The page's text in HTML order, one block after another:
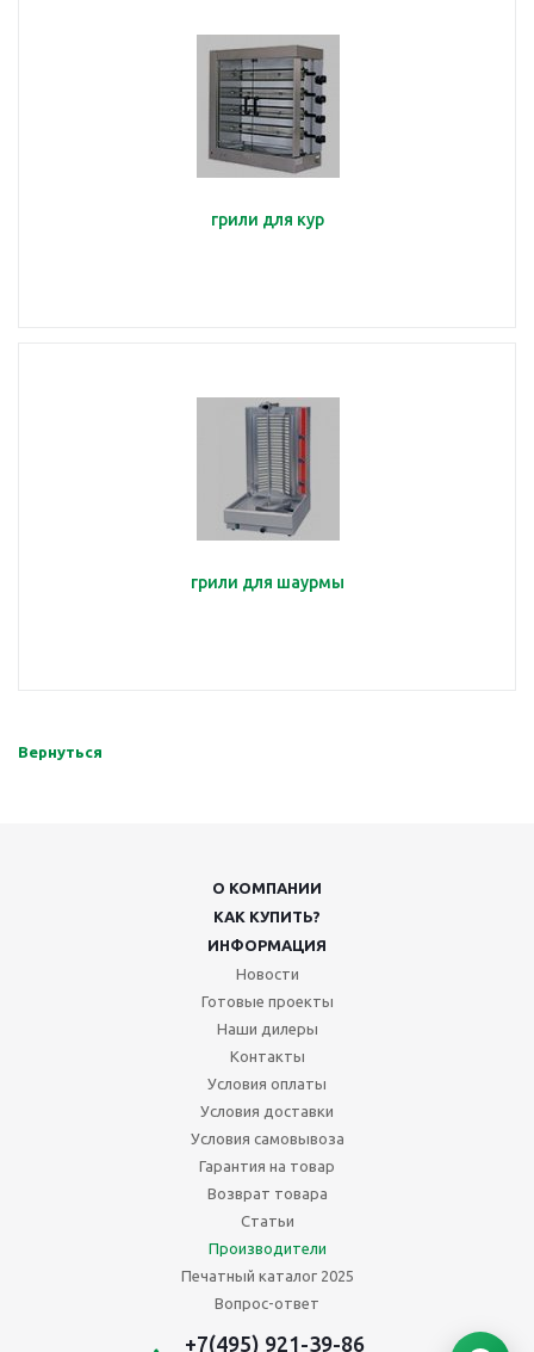
грили для кур
грили для шаурмы
Вернуться
О КОМПАНИИ
КАК КУПИТЬ?
ИНФОРМАЦИЯ
Новости
Готовые проекты
Наши дилеры
Контакты
Условия оплаты
Условия доставки
Условия самовывоза
Гарантия на товар
Возврат товара
Статьи
Производители
Печатный каталог 2025
Вопрос-ответ
+7(495) 921-39-86